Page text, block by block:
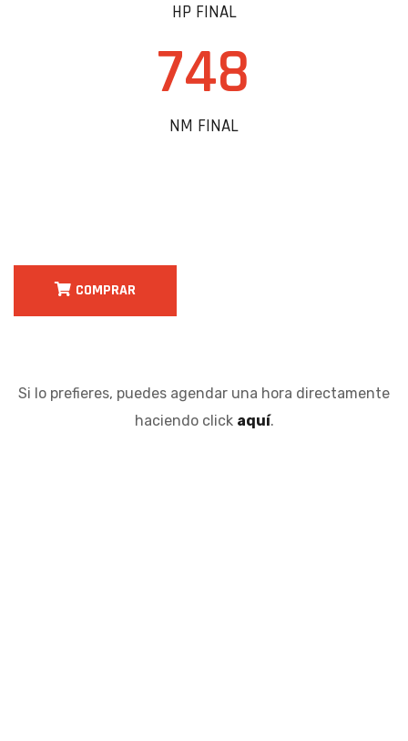
HP FINAL
748
NM FINAL
COMPRAR
Si lo prefieres, puedes agendar una hora directamente
haciendo click aquí.